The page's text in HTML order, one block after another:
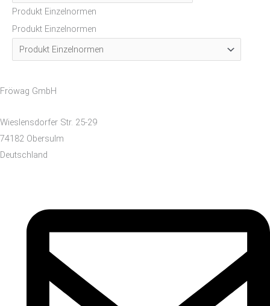
Produkt Einzelnormen
Produkt Einzelnormen
Fröwag GmbH
Wieslensdorfer Str. 25-29
74182 Obersulm
Deutschland